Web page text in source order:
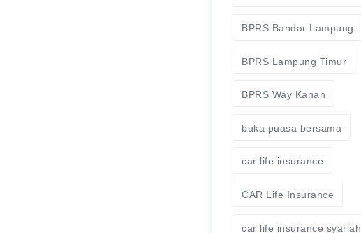
BPRS Bandar Lampung
BPRS Lampung Timur
BPRS Way Kanan
buka puasa bersama
car life insurance
CAR Life Insurance
car life insurance syariah